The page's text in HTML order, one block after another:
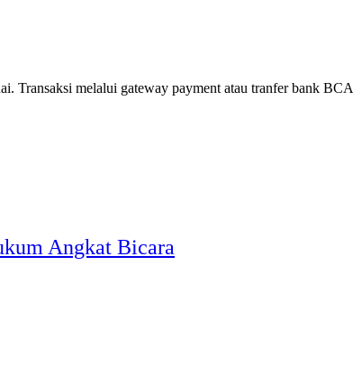
Transaksi melalui gateway payment atau tranfer bank BCA
Angkat Bicara